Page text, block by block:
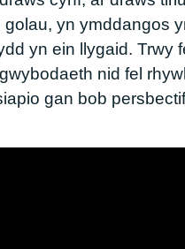
golau, yn ymddangos
yn ein llygaid. Trwy
nid fel
gan bob